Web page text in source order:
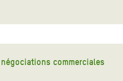
commerciales